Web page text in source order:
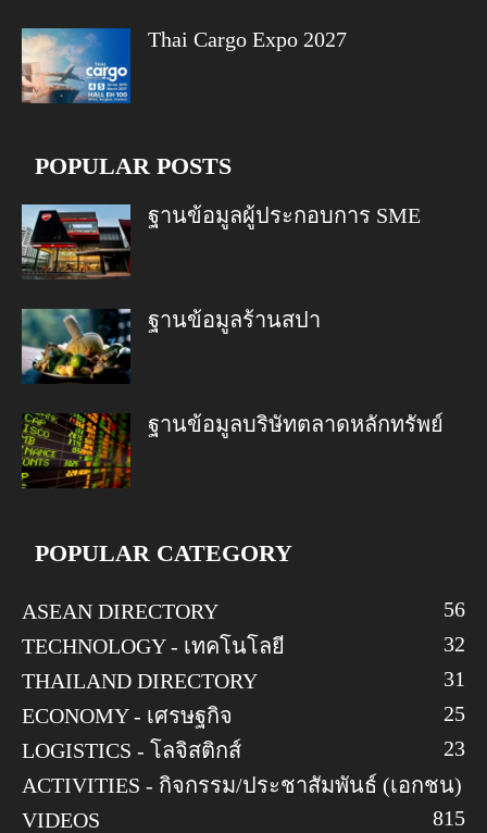
Thai Cargo Expo 2027
POPULAR POSTS
ฐานข้อมูลผู้ประกอบการ SME
ฐานข้อมูลร้านสปา
ฐานข้อมูลบริษัทตลาดหลักทรัพย์
POPULAR CATEGORY
ASEAN DIRECTORY
56
TECHNOLOGY - เทคโนโลยี
32
THAILAND DIRECTORY
31
ECONOMY - เศรษฐกิจ
25
LOGISTICS - โลจิสติกส์
23
ACTIVITIES - กิจกรรม/ประชาสัมพันธ์ (เอกชน)
15
VIDEOS
8